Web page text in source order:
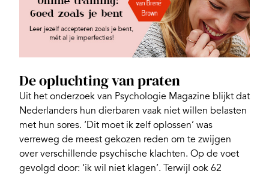
De opluchting van praten
Uit het onderzoek van Psychologie Magazine blijkt dat
Nederlanders hun dierbaren vaak niet willen belasten
met hun sores. ‘Dit moet ik zelf oplossen’ was
verreweg de meest gekozen reden om te zwijgen
over verschillende psychische klachten. Op de voet
gevolgd door: ‘ik wil niet klagen’. Terwijl ook 62